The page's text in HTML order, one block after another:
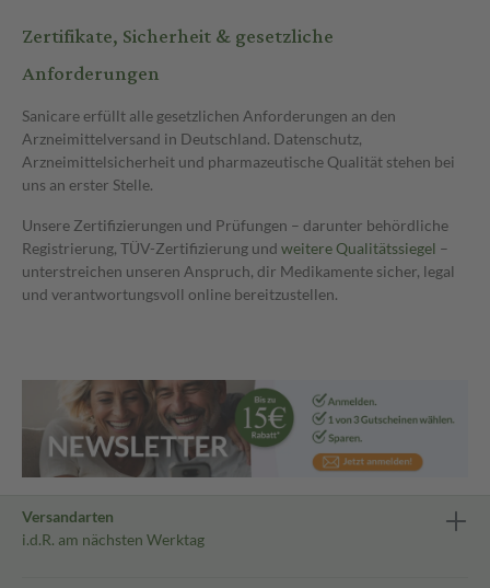
Zertifikate, Sicherheit & gesetzliche
Anforderungen
Sanicare erfüllt alle gesetzlichen Anforderungen an den
Arzneimittelversand in Deutschland. Datenschutz,
Arzneimittelsicherheit und pharmazeutische Qualität stehen bei
uns an erster Stelle.
Unsere Zertifizierungen und Prüfungen – darunter behördliche
Registrierung, TÜV-Zertifizierung und weitere Qualitätssiegel –
unterstreichen unseren Anspruch, dir Medikamente sicher, legal
und verantwortungsvoll online bereitzustellen.
Versandarten
i.d.R. am nächsten Werktag